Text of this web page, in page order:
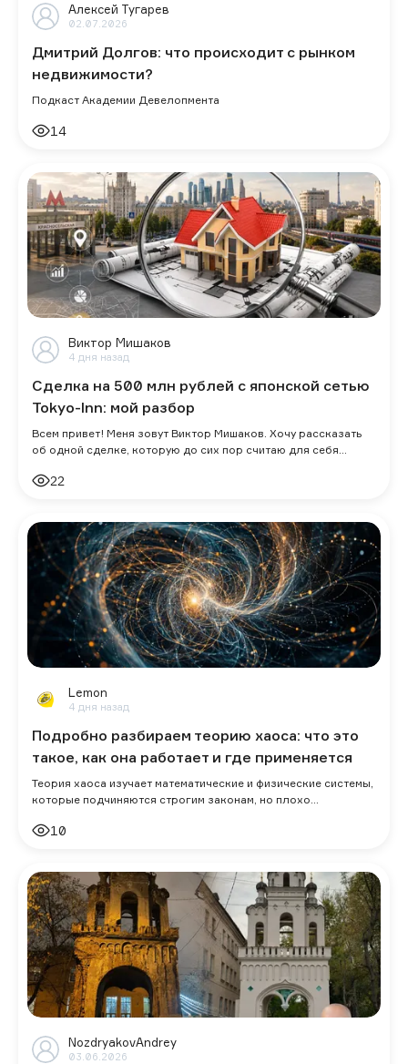
Алексей Тугарев
02.07.2026
Дмитрий Долгов: что происходит с рынком
недвижимости?
Подкаст Академии Девелопмента
14
Виктор Мишаков
4 дня назад
Сделка на 500 млн рублей с японской сетью
Tokyo-Inn: мой разбор
Всем привет! Меня зовут Виктор Мишаков. Хочу рассказать
об одной сделке, которую до сих пор считаю для себя
22
Lemon
4 дня назад
Подробно разбираем теорию хаоса: что это
такое, как она работает и где применяется
Теория хаоса изучает математические и физические системы,
которые подчиняются строгим законам, но плохо
10
NozdryakovAndrey
03.06.2026